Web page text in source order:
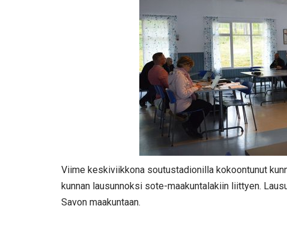
Viime keskiviikkona soutustadionilla kokoontunut
kunnan lausunnoksi sote-maakuntalakiin liittyen.
Savon maakuntaan.